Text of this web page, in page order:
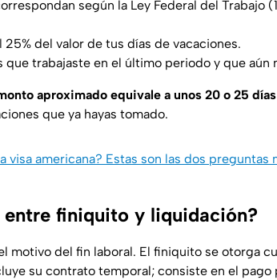
según la Ley Federal del Trabajo
25% del valor de tus días de vacaciones.
que trabajaste en el último periodo y que aún
aproximado equivale a unos 20 o 25
que ya hayas tomado.
visa americana? Estas son las dos preguntas
finiquito y liquidación?
motivo del fin laboral. El finiquito se otorga
su contrato temporal; consiste en el pago